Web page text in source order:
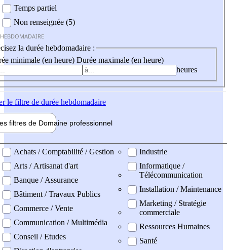
Temps partiel
Non renseignée (5)
la durée hebdomadaire :
minimale (en heure) Durée maximale (en heure)
heures
le filtre de durée hebdomadaire
filtres de Domaine professionnel
professionel
Achats / Comptabilité / Gestion
Arts / Artisanat d'art
Banque / Assurance
Bâtiment / Travaux Publics
Commerce / Vente
Communication / Multimédia
Conseil / Etudes
Industrie
Informatique /
Télécommunication
Installation / Maintenance
Marketing / Stratégie
commerciale
Ressources Humaines
Santé